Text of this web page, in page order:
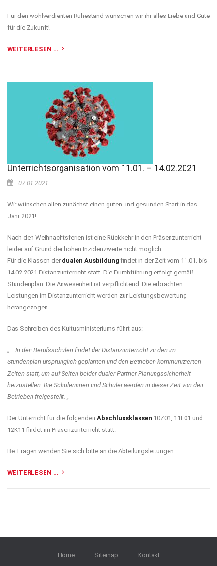
Für den wohlverdienten Ruhestand wünschen wir ihr alles Liebe und Gute
für die Zukunft!
WEITERLESEN …
Unterrichtsorganisation vom 11.01. – 14.02.2021
07.01.2021
Wir wünschen allen zunächst einen guten und gesunden Start in das
Jahr 2021!
Nach den Weihnachtsferien ist eine Rückkehr in den Präsenzunterricht
leider auf Grund der hohen Inzidenzwerte nicht möglich.
Für die Klassen der dualen Ausbildung findet in der Zeit vom 11.01. bis
14.02.2021 Distanzunterricht statt. Die Durchführung erfolgt gemäß
Stundenplan. Die Anwesenheit ist verpflichtend. Die erbrachten
Leistungen im Distanzunterricht werden zur Leistungsbewertung
herangezogen.
Das Schreiben des Kultusministeriums führt aus:
„… In den Berufsschulen findet der Distanzunterricht zu den im
Stundenplan ursprünglich geplanten und den Betrieben kommunizierten
Zeiten statt, um auf Seiten beider dualer Partner Planungssicherheit
herzustellen. Die Schülerinnen und Schüler werden in dieser Zeit von den
Betrieben freigestellt. „
Der Unterricht für die folgenden Abschlussklassen 10Z01, 11E01 und
12K11 findet im Präsenzunterricht statt.
Bei Fragen wenden Sie sich bitte an die Abteilungsleitungen.
WEITERLESEN …
Home Sitemap Kontakt